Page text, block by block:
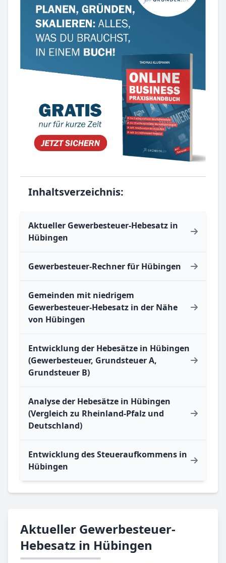
Inhaltsverzeichnis:
Aktueller Gewerbesteuer-Hebesatz in
Hübingen
Gewerbesteuer-Rechner für Hübingen
Gemeinden mit niedrigem
Gewerbesteuer-Hebesatz in der Nähe
von Hübingen
Entwicklung der Hebesätze in Hübingen
(Gewerbesteuer, Grundsteuer A,
Grundsteuer B)
Analyse der Hebesätze in Hübingen
(Vergleich zu Rheinland-Pfalz und
Deutschland)
Entwicklung des Steueraufkommens in
Hübingen
Aktueller Gewerbesteuer-
Hebesatz in Hübingen